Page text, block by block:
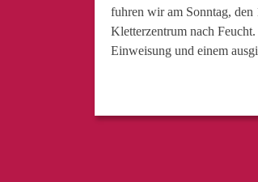
fuhren wir am Sonntag, den
Kletterzentrum nach
Einweisung und einem